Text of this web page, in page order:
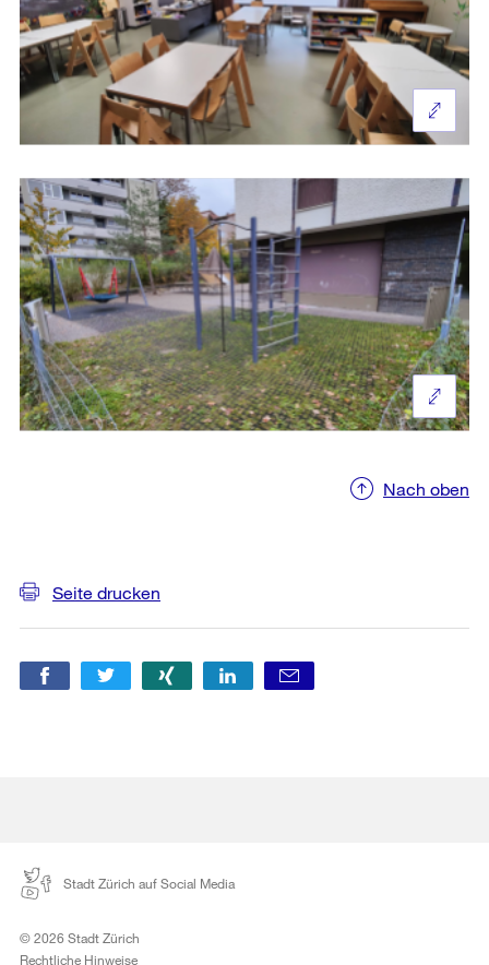
Nach oben
Seite drucken
Stadt Zürich auf Social Media
© 2026 Stadt Zürich
Rechtliche Hinweise